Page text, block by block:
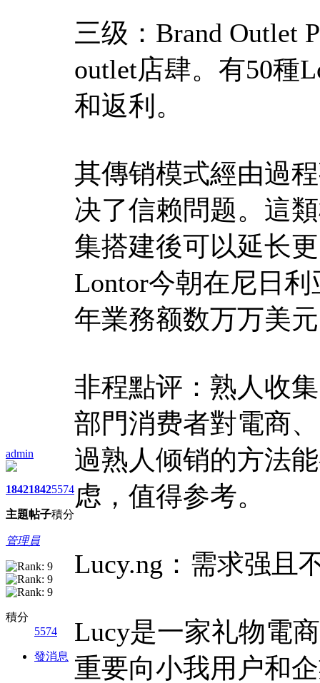
admin
1842
主題
1842
帖子
5574
積分
管理員
積分
5574
發消息
三级：Brand Outlet
outlet店肆。有50種
和返利。
其傳销模式經由過
决了信赖問题。這
集搭建後可以延长
Lontor今朝在尼日
年業務额数万万美
非程點评：熟人收
部門消费者對電商
過熟人倾销的方法
虑，值得参考。
Lucy.ng：需求强且
Lucy是一家礼物電
重要向小我用户和